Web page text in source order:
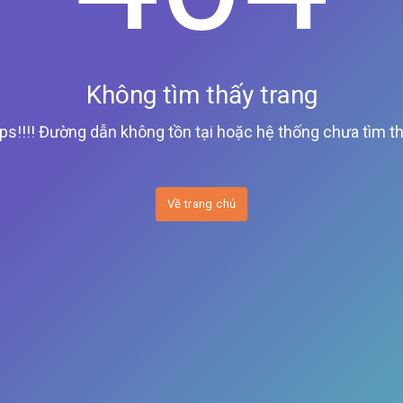
Không tìm thấy trang
Đường dẫn không tồn tại hoặc hệ thống chưa tìm
Về trang chủ